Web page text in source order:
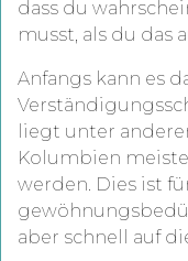
dass du
musst, als du das
Anfangs kann es
liegt unter
Kolumbien
werden. Dies ist
aber schnell auf